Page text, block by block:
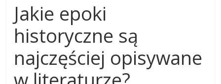
Jakie epoki
historyczne są
najczęściej opisywane